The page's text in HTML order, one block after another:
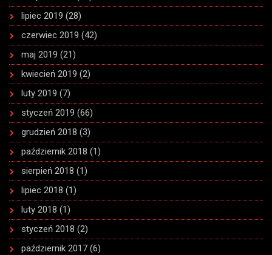
lipiec 2019 (28)
czerwiec 2019 (42)
maj 2019 (21)
kwiecień 2019 (2)
luty 2019 (7)
styczeń 2019 (66)
grudzień 2018 (3)
październik 2018 (1)
sierpień 2018 (1)
lipiec 2018 (1)
luty 2018 (1)
styczeń 2018 (2)
październik 2017 (6)